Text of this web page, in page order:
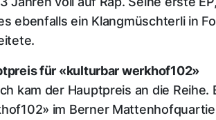
ebenfalls ein Klangmüschterli in
für «kulturbar werkhof102»
kam der Hauptpreis an die
im Berner